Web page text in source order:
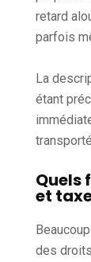
retard
parfois
La
étant
Quels
et
des